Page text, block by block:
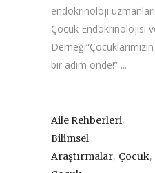
endokrinoloji
Çocuk Endokrinolojisi
bir adım önde!” ...
Aile Rehberleri,
Bilimsel
Araştırmalar, Çocuk,